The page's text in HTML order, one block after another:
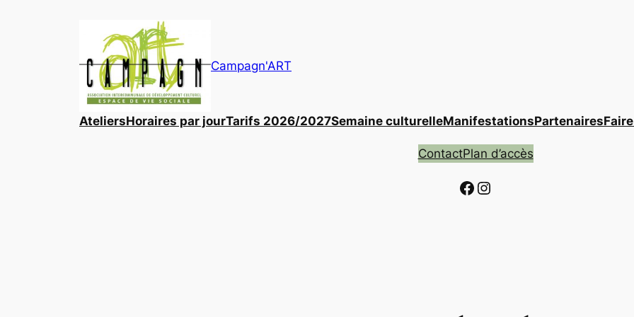
Campagn'ART
AteliersHoraires par jourTarifs 2026/2027Semaine culturelleManifestationsPartenaires
ContactPlan d’accès
Facebook
Instagram